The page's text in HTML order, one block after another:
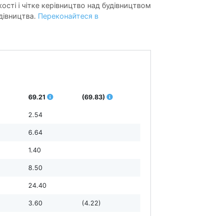
і чітке керівництво над будівництвом
Переконайтеся в
69.21 (69.83)
2.54
6.64
1.40
8.50
24.40
3.60 (4.22)